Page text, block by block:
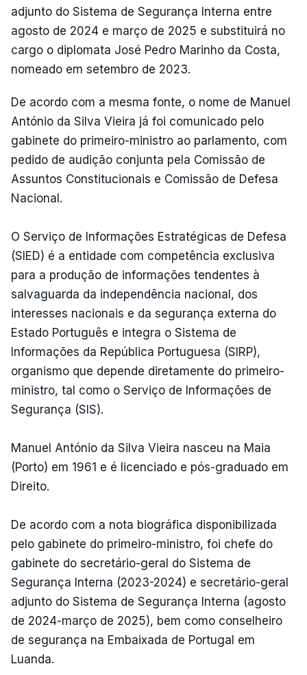
adjunto do Sistema de Segurança Interna entre
agosto de 2024 e março de 2025 e substituirá no
cargo o diplomata José Pedro Marinho da Costa,
nomeado em setembro de 2023.
De acordo com a mesma fonte, o nome de Manuel
António da Silva Vieira já foi comunicado pelo
gabinete do primeiro-ministro ao parlamento, com
pedido de audição conjunta pela Comissão de
Assuntos Constitucionais e Comissão de Defesa
Nacional.
O Serviço de Informações Estratégicas de Defesa
(SIED) é a entidade com competência exclusiva
para a produção de informações tendentes à
salvaguarda da independência nacional, dos
interesses nacionais e da segurança externa do
Estado Português e integra o Sistema de
Informações da República Portuguesa (SIRP),
organismo que depende diretamente do primeiro-
ministro, tal como o Serviço de Informações de
Segurança (SIS).
Manuel António da Silva Vieira nasceu na Maia
(Porto) em 1961 e é licenciado e pós-graduado em
Direito.
De acordo com a nota biográfica disponibilizada
pelo gabinete do primeiro-ministro, foi chefe do
gabinete do secretário-geral do Sistema de
Segurança Interna (2023-2024) e secretário-geral
adjunto do Sistema de Segurança Interna (agosto
de 2024-março de 2025), bem como conselheiro
de segurança na Embaixada de Portugal em
Luanda.